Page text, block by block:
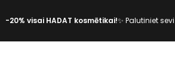
-20% visai HADAT kosmētikai!✨ Palutiniet